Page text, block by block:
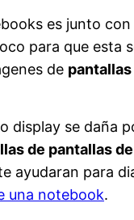
es junto
para que esta
de
display se daña
de pantallas
ayudaran para
una notebook.